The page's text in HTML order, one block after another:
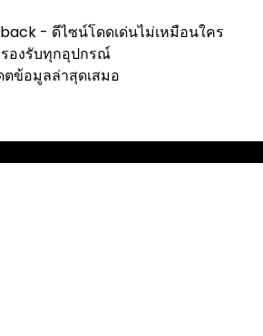
- ดีไซน์โดดเด่นไม่เหมือนใคร
องรับทุกอุปกรณ์
ตข้อมูลล่าสุดเสมอ